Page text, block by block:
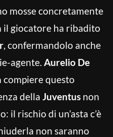
mosse concretamente
il giocatore ha ribadito
, confermandolo anche
agente. Aurelio De
compiere questo
della Juventus non
il rischio di un’asta c’è
non saranno